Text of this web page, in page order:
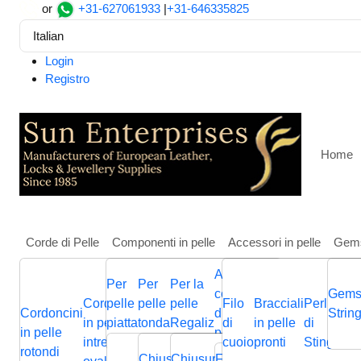
or +31-627061933 |+31-646335825
Italian
Login
Registro
Home
Corde di Pelle
Cordoncini
in pelle
rotondi
Cordoncini
in pelle
intrecciati
Cordoncini
in pelle
intrecciata
Cordoncini
in pelle
piatti
Cordini
in pelle
piatta
Componenti in pelle
Per
pelle
piatta
Per
pelle
tonda
Chiusura
Cursori
Per la
pelle
Regaliz
Cursori
Altri
componenti
di gioielli in
pelle
Accessori in pelle
Filo
di
cuoio
Bracciali
in pelle
pronti
Perline
di
Stingray
Componenti in pelle Per pelle tonda Cursori e
Stainless steel part for